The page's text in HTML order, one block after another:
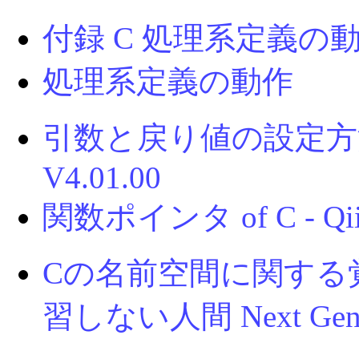
付録 C 処理系定義の
処理系定義の動作
引数と戻り値の設定
V4.01.00
関数ポインタ of C -
Cの名前空間に関す
習しない人間 Next